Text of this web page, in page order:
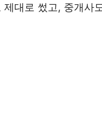
제대로 썼고, 중개사